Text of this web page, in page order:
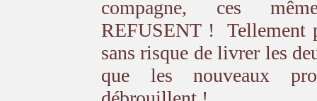
compagne, ces
REFUSENT ! Tellement
sans risque de livrer les
que les nouveaux